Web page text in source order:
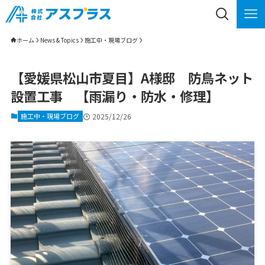
ホーム News & Topics 施工中・現場ブログ
【愛媛県松山市夏目】A様邸 防鳥ネット
設置工事 【雨漏り・防水・修理】
施工中・現場ブログ 2025/12/26